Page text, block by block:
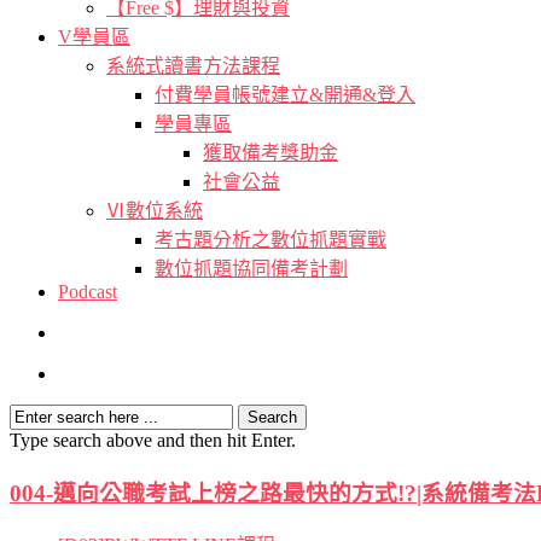
【Free $】理財與投資
V學員區
系統式讀書方法課程
付費學員帳號建立&開通&登入
學員專區
獲取備考獎助金
社會公益
Ⅵ數位系統
考古題分析之數位抓題實戰
數位抓題協同備考計劃
Podcast
Type search above and then hit Enter.
004-邁向公職考試上榜之路最快的方式!?|系統備考